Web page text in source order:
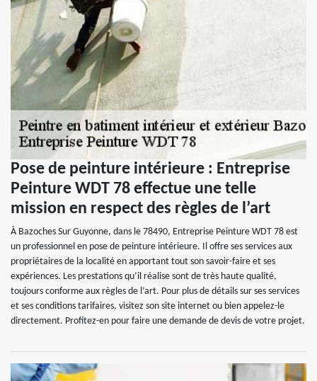
Pose de peinture intérieure : Entreprise
Peinture WDT 78 effectue une telle
mission en respect des règles de l’art
À Bazoches Sur Guyonne, dans le 78490, Entreprise Peinture WDT 78 est
un professionnel en pose de peinture intérieure. Il offre ses services aux
propriétaires de la localité en apportant tout son savoir-faire et ses
expériences. Les prestations qu’il réalise sont de très haute qualité,
toujours conforme aux règles de l’art. Pour plus de détails sur ses services
et ses conditions tarifaires, visitez son site internet ou bien appelez-le
directement. Profitez-en pour faire une demande de devis de votre projet.